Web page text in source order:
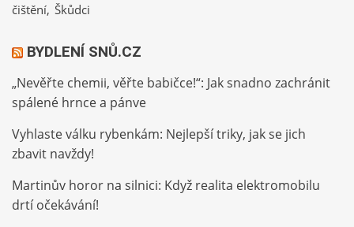
čištění Škůdci
BYDLENÍ SNŮ.CZ
„Nevěřte chemii, věřte babičce!“: Jak snadno zachránit
spálené hrnce a pánve
Vyhlaste válku rybenkám: Nejlepší triky, jak se jich
zbavit navždy!
Martinův horor na silnici: Když realita elektromobilu
drtí očekávání!